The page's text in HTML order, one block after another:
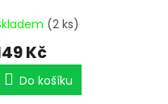
(2 ks)
Kč
Do košíku